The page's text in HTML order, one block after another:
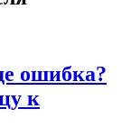
ошибка?
к